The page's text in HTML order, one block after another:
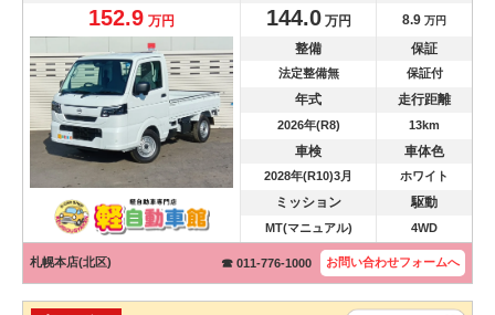
152.9 万円 144.0万円 8.9 万円
整備 保証
法定整備無 保証付
年式 走行距離
2026年(R8) 13km
車検 車体色
2028年(R10)3月 ホワイト
ミッション 駆動
MT(マニュアル) 4WD
札幌本店(北区) ☎ 011-776-1000 お問い合わせフォームへ